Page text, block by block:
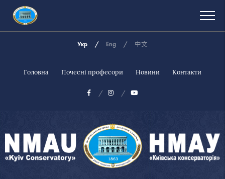
Укр Eng 中文
Головна Почесні професори Новини Контакти